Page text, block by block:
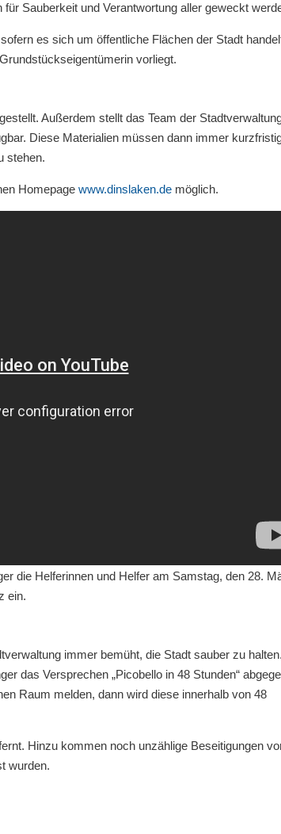
Sauberkeit und Verantwortung aller geweckt
es sich um öffentliche Flächen der Stadt
vorliegt.
Außerdem stellt das Team der
Diese Materialien müssen dann immer
stehen.
Homepage www.dinslaken.de möglich.
die Helferinnen und Helfer am Samstag, den 28.
ein.
immer bemüht, die Stadt sauber zu
das Versprechen „Picobello in 48 Stunden“
Raum melden, dann wird diese innerhalb von 48
Hinzu kommen noch unzählige Beseitigungen
wurden.